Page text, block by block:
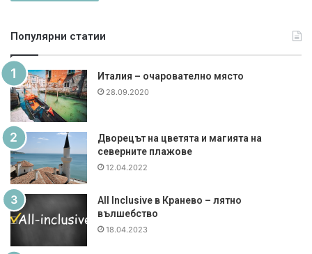
Популярни статии
Италия – очарователно място
28.09.2020
Дворецът на цветята и магията на
северните плажове
12.04.2022
All Inclusive в Кранево – лятно
вълшебство
18.04.2023